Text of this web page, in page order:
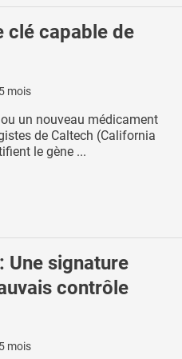
clé capable de
mois
un nouveau médicament
de Caltech (California
le gène ...
Une signature
contrôle
mois